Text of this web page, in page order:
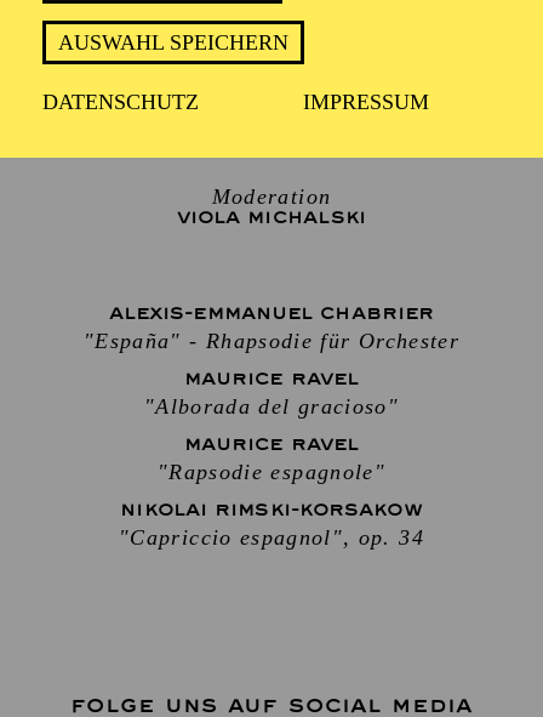
AUSWAHL SPEICHERN
DATENSCHUTZ IMPRESSUM
Moderation
VIOLA MICHALSKI
ALEXIS-EMMANUEL CHABRIER
"España" - Rhapsodie für Orchester
MAURICE RAVEL
"Alborada del gracioso"
MAURICE RAVEL
"Rapsodie espagnole"
NIKOLAI RIMSKI-KORSAKOW
"Capriccio espagnol", op. 34
FOLGE UNS AUF SOCIAL MEDIA